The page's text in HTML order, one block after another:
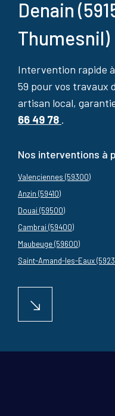
Denain
Thumesnil)
Intervention rapide
59 pour vos travaux
artisan local,
66 49 78 .
Nos interventions à
Valenciennes (59300)
Anzin (59410)
Douai (59500)
Cambrai (59400)
Maubeuge (59600)
Saint-Amand-les-Eaux